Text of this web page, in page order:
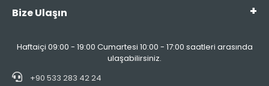
Bize Ulaşın
Haftaiçi 09:00 - 19:00 Cumartesi 10:00 - 17:00 saatleri arasında
ulaşabilirsiniz.
+90 533 283 42 24